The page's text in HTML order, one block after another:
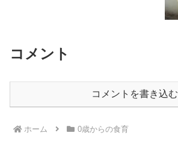
コメント
コメントを書き込む
ホーム 0歳からの食育